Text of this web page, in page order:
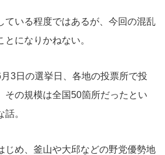
ている程度ではあるが、今回の混乱
になりかねない。
3日の選挙日、各地の投票所で投
その規模は全国50箇所だったとい
。
じめ、釜山や大邱などの野党優勢地